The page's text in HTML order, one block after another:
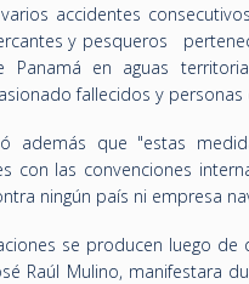
accidentes
y pesqueros
Panamá en aguas
fallecidos y personas
además que "estas
con las convenciones
ningún país ni empresa
se producen luego de
Raúl Mulino, manifestara